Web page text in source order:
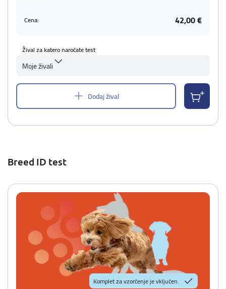
Cena: 42,00 €
Žival za katero naročate test
Moje živali
Dodaj žival
Breed ID test
Komplet za vzorčenje je vključen.